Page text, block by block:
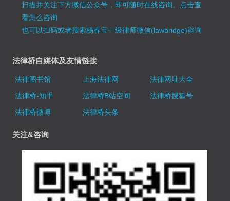
扫描并关注下方微信公众号，即可随时在线咨询。 点击查
看怎么咨询
也可以扫码或者搜索杨春宝一级律师微信(lawbridge)咨询
法律桥自媒体及友情链接
法律图书馆 上海法律网
法律网址大全
法律桥-知乎
法律桥B站空间
法律桥搜狐号
法律桥微博
法律桥头条
关注&咨询